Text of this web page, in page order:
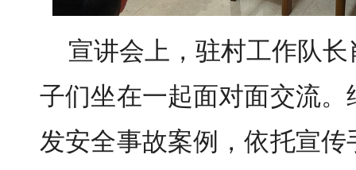
宣讲会上，驻村工作队
子们坐在一起面对面交流
发安全事故案例，依托宣